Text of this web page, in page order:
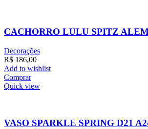
CACHORRO LULU SPITZ
Decorações
R$ 186,00
Add to wishlist
Comprar
Quick view
VASO SPARKLE SPRING D21